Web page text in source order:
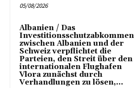
05/08/2026
Albanien / Das
Investitionsschutzabkommen
zwischen Albanien und der
Schweiz verpflichtet die
Parteien, den Streit über den
internationalen Flughafen
Vlora zunächst durch
Verhandlungen zu lösen,...